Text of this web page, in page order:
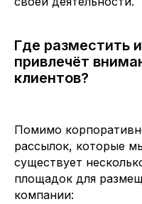
Где разместить
привлечёт
клиентов?
Помимо
рассылок, которые
существует
площадок для
компании: